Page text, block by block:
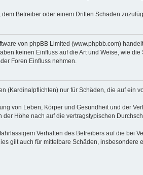
Betreiber oder einem Dritten Schaden
von phpBB Limited (www.phpbb.com)
keinen Einfluss auf die Art und Weise, wie die
Foren Einfluss nehmen.
(Kardinalpflichten) nur für Schäden, die auf ein
von Leben, Körper und Gesundheit und der
Höhe nach auf die vertragstypischen
Verhalten des Betreibers auf die bei
gilt auch für mittelbare Schäden, insbesondere